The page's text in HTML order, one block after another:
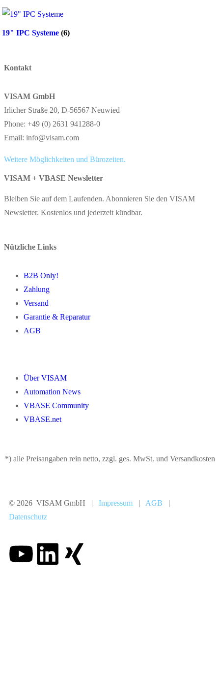
19" IPC Systeme (6)
Kontakt
VISAM GmbH
Irlicher Straße 20, D-56567 Neuwied
Phone: +49 (0) 2631 941288-0
Email: info@visam.com
Weitere Möglichkeiten und Bürozeiten.
VISAM + VBASE Newsletter
Bleiben Sie auf dem Laufenden. Abonnieren Sie den VISAM
Newsletter. Kostenlos und jederzeit kündbar.
Nützliche Links
B2B Only!
Zahlung
Versand
Garantie & Reparatur
AGB
Über VISAM
Automation News
VBASE Community
VBASE.net
*) alle Preisangaben rein netto, zzgl. ges. MwSt. und Versandkosten
© 2026 VISAM GmbH | Impressum | AGB |
Datenschutz